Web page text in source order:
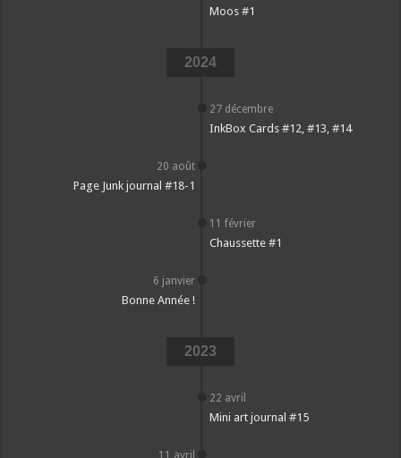
Moos #1
2024
27 décembre
InkBox Cards #12, #13, #14
20 août
Page Junk journal #18-1
11 février
Chaussette #1
6 janvier
Bonne Année !
2023
22 avril
Mini art journal #15